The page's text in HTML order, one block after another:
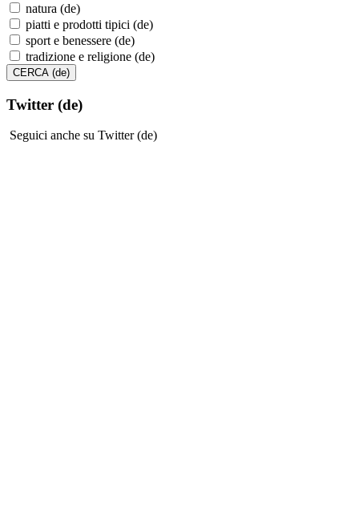
natura (de)
piatti e prodotti tipici (de)
sport e benessere (de)
tradizione e religione (de)
Twitter (de)
Seguici anche su Twitter (de)